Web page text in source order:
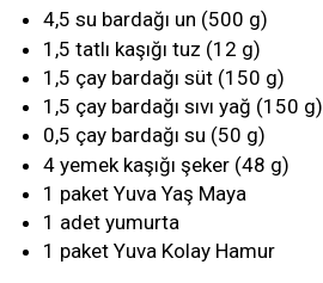
4,5 su bardağı un (500 g)
1,5 tatlı kaşığı tuz (12 g)
1,5 çay bardağı süt (150 g)
1,5 çay bardağı sıvı yağ (150 g)
0,5 çay bardağı su (50 g)
4 yemek kaşığı şeker (48 g)
1 paket Yuva Yaş Maya
1 adet yumurta
1 paket Yuva Kolay Hamur